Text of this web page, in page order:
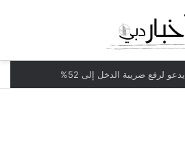
بيع حصص لشركات الأسهم الخاصة